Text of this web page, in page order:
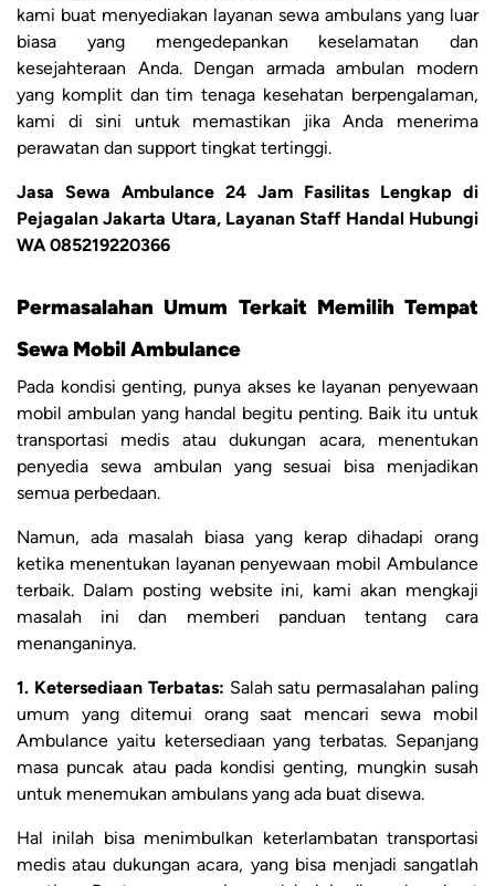
kami buat menyediakan layanan sewa ambulans yang luar
biasa yang mengedepankan keselamatan dan
kesejahteraan Anda. Dengan armada ambulan modern
yang komplit dan tim tenaga kesehatan berpengalaman,
kami di sini untuk memastikan jika Anda menerima
perawatan dan support tingkat tertinggi.
Jasa Sewa Ambulance 24 Jam Fasilitas Lengkap di
Pejagalan Jakarta Utara, Layanan Staff Handal Hubungi
WA 085219220366
Permasalahan Umum Terkait Memilih Tempat
Sewa Mobil Ambulance
Pada kondisi genting, punya akses ke layanan penyewaan
mobil ambulan yang handal begitu penting. Baik itu untuk
transportasi medis atau dukungan acara, menentukan
penyedia sewa ambulan yang sesuai bisa menjadikan
semua perbedaan.
Namun, ada masalah biasa yang kerap dihadapi orang
ketika menentukan layanan penyewaan mobil Ambulance
terbaik. Dalam posting website ini, kami akan mengkaji
masalah ini dan memberi panduan tentang cara
menanganinya.
1. Ketersediaan Terbatas: Salah satu permasalahan paling
umum yang ditemui orang saat mencari sewa mobil
Ambulance yaitu ketersediaan yang terbatas. Sepanjang
masa puncak atau pada kondisi genting, mungkin susah
untuk menemukan ambulans yang ada buat disewa.
Hal inilah bisa menimbulkan keterlambatan transportasi
medis atau dukungan acara, yang bisa menjadi sangatlah